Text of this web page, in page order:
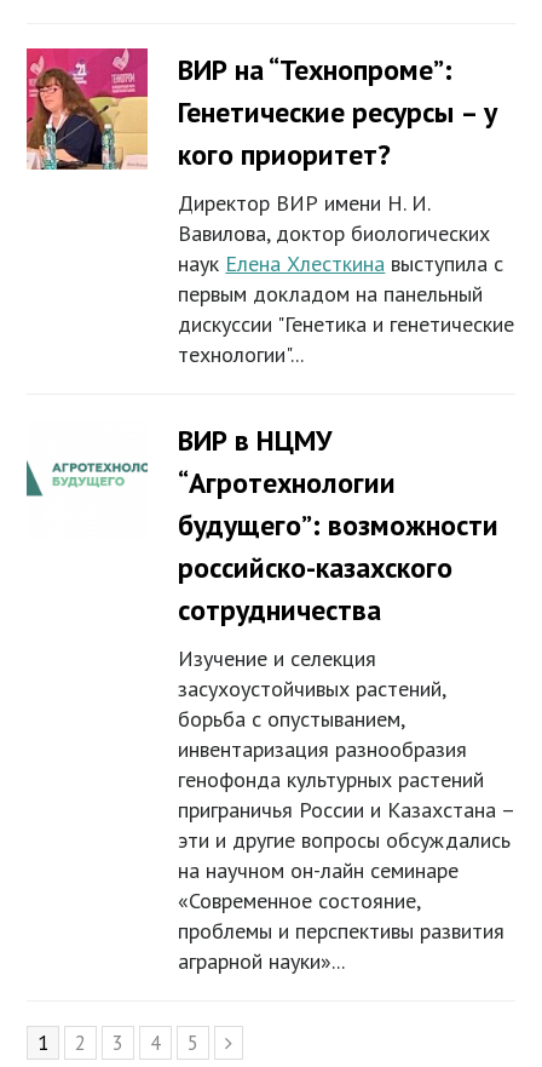
ВИР на “Технопроме”:
Генетические ресурсы – у
кого приоритет?
Директор ВИР имени Н. И.
Вавилова, доктор биологических
наук Елена Хлесткина выступила с
первым докладом на панельный
дискуссии "Генетика и генетические
технологии"...
ВИР в НЦМУ
“Агротехнологии
будущего”: возможности
российско-казахского
сотрудничества
Изучение и селекция
засухоустойчивых растений,
борьба с опустыванием,
инвентаризация разнообразия
генофонда культурных растений
приграничья России и Казахстана –
эти и другие вопросы обсуждались
на научном он-лайн семинаре
«Современное состояние,
проблемы и перспективы развития
аграрной науки»...
Page
1 Page
2 Page
3 Page
4 Page
5